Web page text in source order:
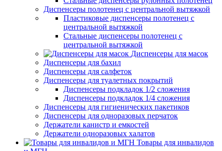
Диспенсеры полотенец с центральной вытяжкой
Пластиковые диспенсеры полотенец с
центральной вытяжкой
Стальные диспенсеры полотенец с
центральной вытяжкой
Диспенсеры для масок
Диспенсеры для бахил
Диспенсеры для салфеток
Диспенсеры для туалетных покрытий
Диспенсеры подкладок 1/2 сложения
Диспенсеры подкладок 1/4 сложения
Диспенсеры для гигиенических пакетиков
Диспенсеры для одноразовых перчаток
Держатели канистр и емкостей
Держатели одноразовых халатов
Товары для инвалидов